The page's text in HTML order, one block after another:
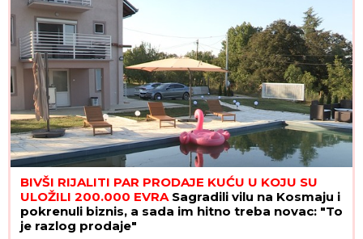
DOK U KRNJAČI SVE SIJA OD ZLATA, RODNA KUĆA
KEMIŠA PROPADA: Meštani otkrili detalje
porodične drame u Grabovcu
MILJANA KULIĆ SE SKINULA U BIKINI